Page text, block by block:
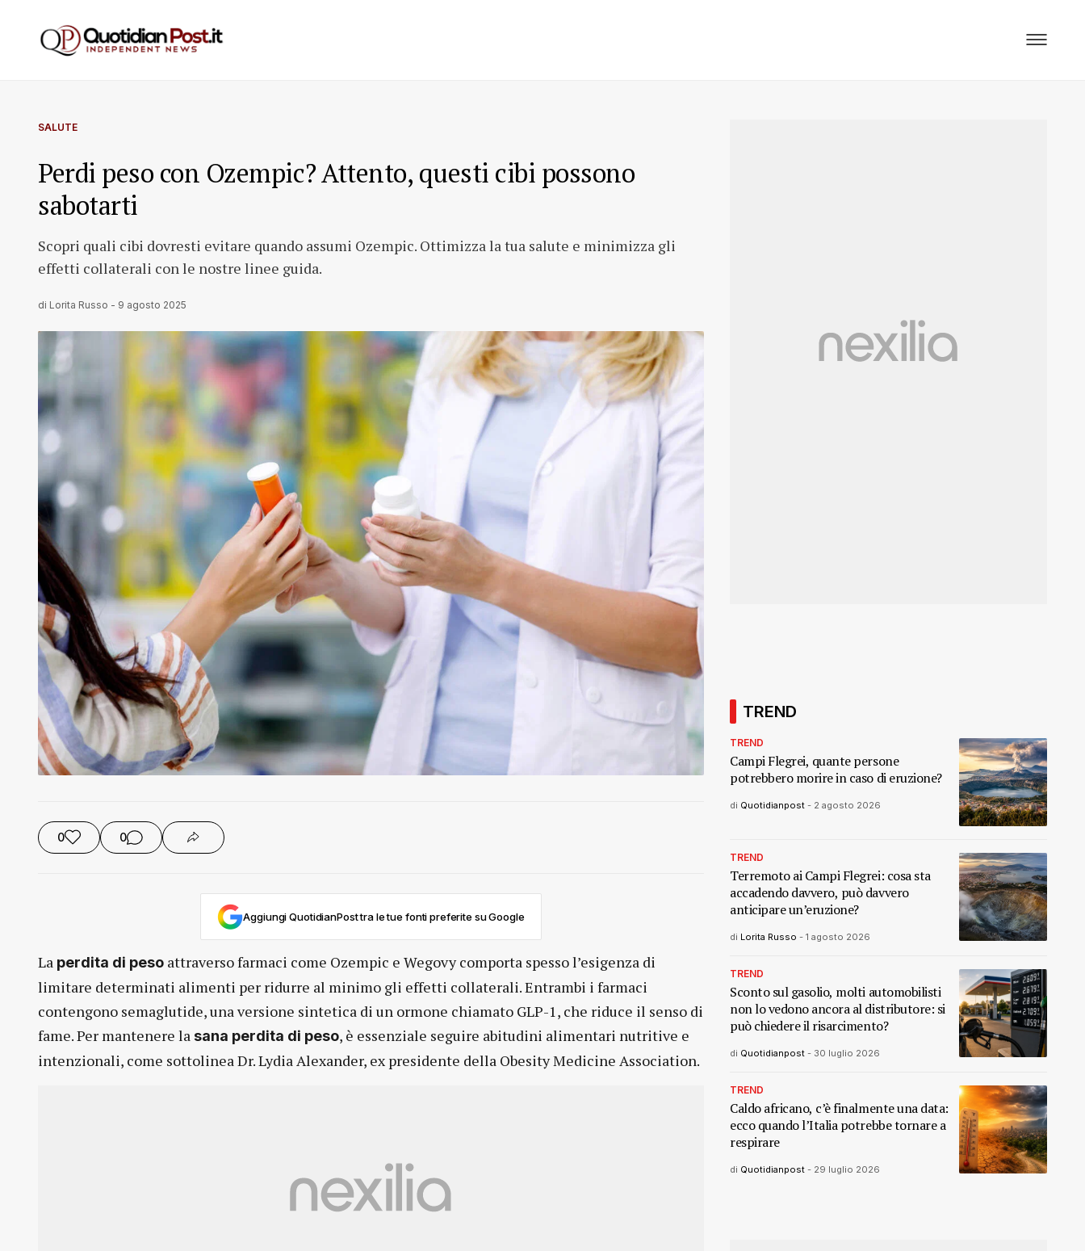
SALUTE
Perdi peso con Ozempic? Attento, questi cibi possono
sabotarti
Scopri quali cibi dovresti evitare quando assumi Ozempic. Ottimizza la tua salute e minimizza gli
effetti collaterali con le nostre linee guida.
di Lorita Russo - 9 agosto 2025
0 0
Aggiungi QuotidianPost tra le tue fonti preferite su Google
La perdita di peso attraverso farmaci come Ozempic e Wegovy comporta spesso l’esigenza di
limitare determinati alimenti per ridurre al minimo gli effetti collaterali. Entrambi i farmaci
contengono semaglutide, una versione sintetica di un ormone chiamato GLP-1, che riduce il senso di
fame. Per mantenere lasana perdita di peso, è essenziale seguire abitudini alimentari nutritive e
intenzionali, come sottolinea Dr. Lydia Alexander, ex presidente della Obesity Medicine Association.
TREND
TREND
Campi Flegrei, quante persone
potrebbero morire in caso di eruzione?
di Quotidianpost - 2 agosto 2026
TREND
Terremoto ai Campi Flegrei: cosa sta
accadendo davvero, può davvero
anticipare un’eruzione?
di Lorita Russo - 1 agosto 2026
TREND
Sconto sul gasolio, molti automobilisti
non lo vedono ancora al distributore: si
può chiedere il risarcimento?
di Quotidianpost - 30 luglio 2026
TREND
Caldo africano, c’è finalmente una data:
ecco quando l’Italia potrebbe tornare a
respirare
di Quotidianpost - 29 luglio 2026